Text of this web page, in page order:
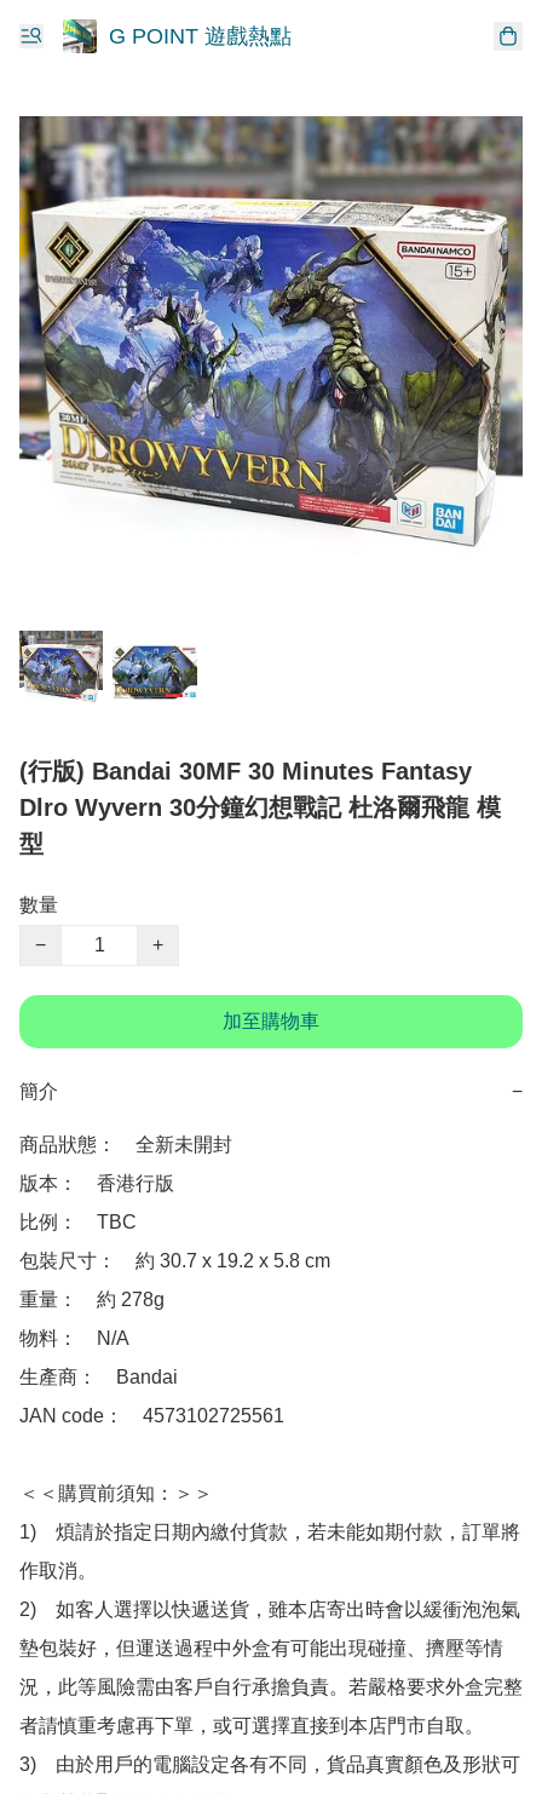
G POINT 遊戲熱點
(行版) Bandai 30MF 30 Minutes Fantasy
Dlro Wyvern 30分鐘幻想戰記 杜洛爾飛龍 模
型
數量
−
+
加至購物車
簡介 −
商品狀態：　全新未開封
版本：　香港行版
比例：　TBC
包裝尺寸：　約 30.7 x 19.2 x 5.8 cm
重量：　約 278g
物料：　N/A
生產商：　Bandai
JAN code：　4573102725561
＜＜購買前須知：＞＞
1)　煩請於指定日期內繳付貨款，若未能如期付款，訂單將
作取消。
2)　如客人選擇以快遞送貨，雖本店寄出時會以緩衝泡泡氣
墊包裝好，但運送過程中外盒有可能出現碰撞、擠壓等情
況，此等風險需由客戶自行承擔負責。若嚴格要求外盒完整
者請慎重考慮再下單，或可選擇直接到本店門市自取。
3)　由於用戶的電腦設定各有不同，貨品真實顏色及形狀可